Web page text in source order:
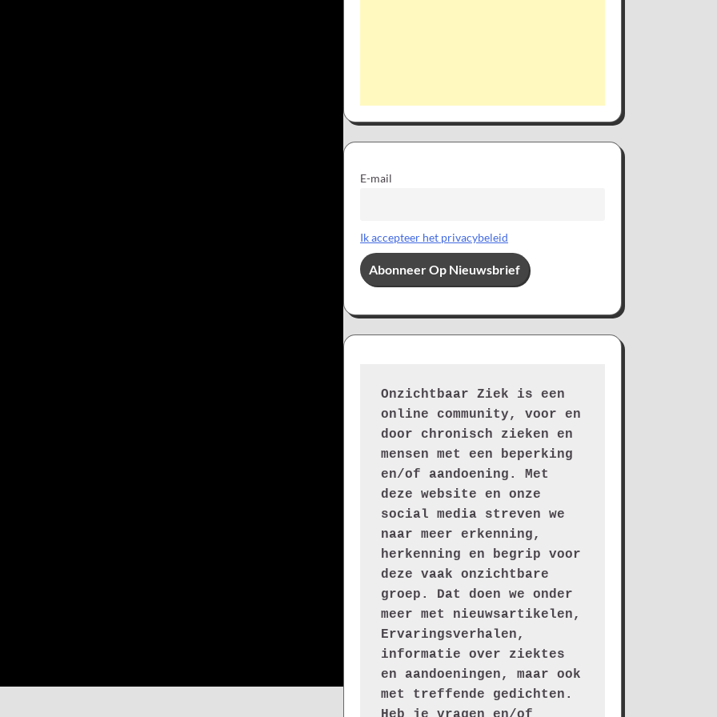
E-mail
Ik accepteer het privacybeleid
Onzichtbaar Ziek is een
online community, voor en
door chronisch zieken en
mensen met een beperking
en/of aandoening. Met
deze website en onze
social media streven we
naar meer erkenning,
herkenning en begrip voor
deze vaak onzichtbare
groep. Dat doen we onder
meer met nieuwsartikelen,
Ervaringsverhalen,
informatie over ziektes
en aandoeningen, maar ook
met treffende gedichten.